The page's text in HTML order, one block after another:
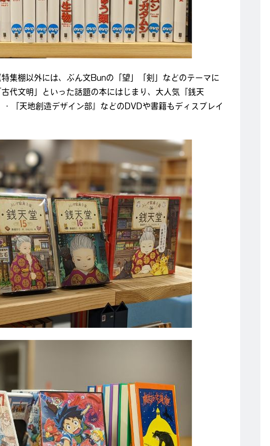
集棚以外には、ぶん文Bunの「望」「剣」などのテーマに
代文明」といった話題の本にはじまり、大人気『銭天
『天地創造デザイン部』などのDVDや書籍もディスプレイ